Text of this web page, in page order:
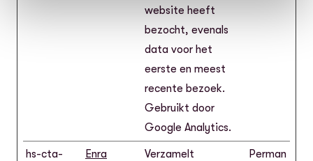
website heeft
bezocht, evenals
data voor het
eerste en meest
recente bezoek.
Gebruikt door
Google Analytics.
hs-cta-
Enra
Verzamelt
Perman